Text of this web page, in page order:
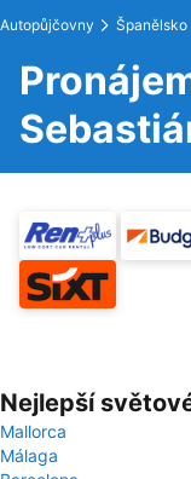
Autopůjčovny Španělsko
Nejlepší
Mallorca
Málaga